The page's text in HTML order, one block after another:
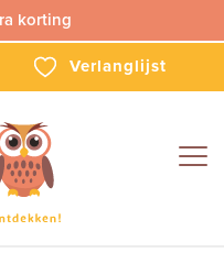
korting
Verlanglijst